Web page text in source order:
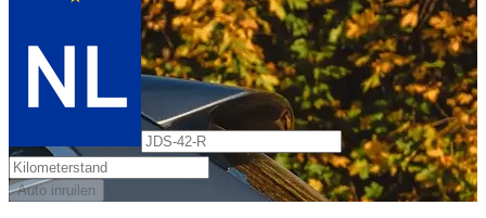
Auto inruilen